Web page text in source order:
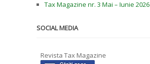
Tax Magazine nr. 3 Mai – Iunie 2026
SOCIAL MEDIA
Revista Tax Magazine